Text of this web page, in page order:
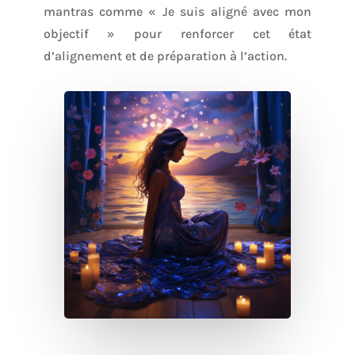
mantras comme « Je suis aligné avec mon
objectif » pour renforcer cet état
d’alignement et de préparation à l’action.